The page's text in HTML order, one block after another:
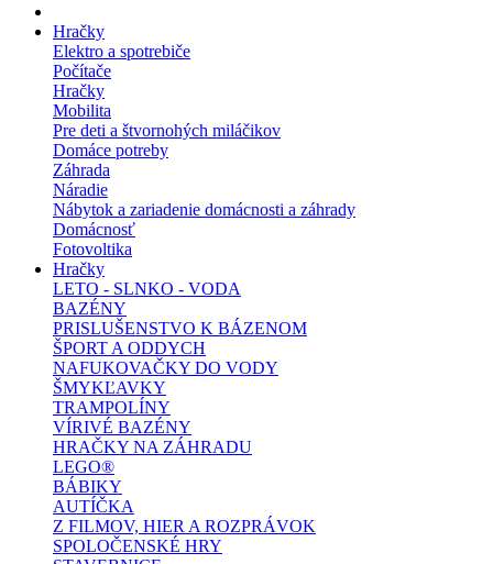
Hračky
Elektro a spotrebiče
Počítače
Hračky
Mobilita
Pre deti a štvornohých miláčikov
Domáce potreby
Záhrada
Náradie
Nábytok a zariadenie domácnosti a záhrady
Domácnosť
Fotovoltika
Hračky
LETO - SLNKO - VODA
BAZÉNY
PRISLUŠENSTVO K BÁZENOM
ŠPORT A ODDYCH
NAFUKOVAČKY DO VODY
ŠMYKĽAVKY
TRAMPOLÍNY
VÍRIVÉ BAZÉNY
HRAČKY NA ZÁHRADU
LEGO®
BÁBIKY
AUTÍČKA
Z FILMOV, HIER A ROZPRÁVOK
SPOLOČENSKÉ HRY